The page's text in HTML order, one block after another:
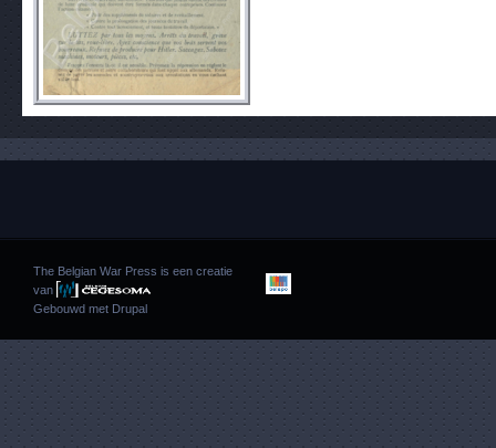
The Belgian War Press is een creatie
van
Gebouwd met Drupal